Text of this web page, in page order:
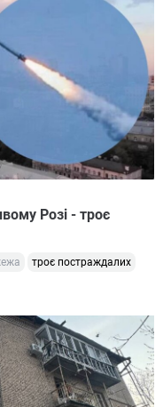
Розі - троє
троє постраждалих